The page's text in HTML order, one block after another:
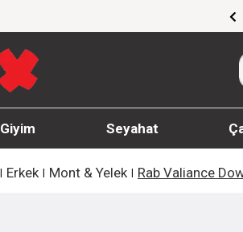
Giyim Seyahat
Erkek Mont & Yelek Rab Valiance